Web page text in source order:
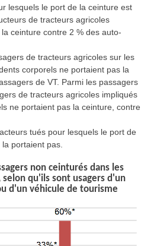
lesquels le port de la ceinture est
de tracteurs agricoles
ceinture contre 2 % des auto-
de tracteurs agricoles sur les
corporels ne portaient pas la
de VT. Parmi les passagers
de tracteurs agricoles impliqués
ne portaient pas la ceinture, contre
tués pour lesquels le port de
portaient pas.
non ceinturés dans les
qu'ils sont usagers d'un
d'un véhicule de tourisme